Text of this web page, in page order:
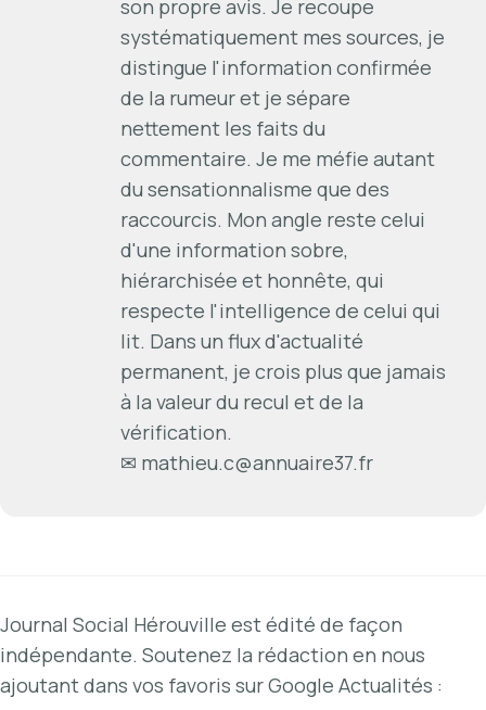
son propre avis. Je recoupe
systématiquement mes sources, je
distingue l'information confirmée
de la rumeur et je sépare
nettement les faits du
commentaire. Je me méfie autant
du sensationnalisme que des
raccourcis. Mon angle reste celui
d'une information sobre,
hiérarchisée et honnête, qui
respecte l'intelligence de celui qui
lit. Dans un flux d'actualité
permanent, je crois plus que jamais
à la valeur du recul et de la
vérification.
✉ mathieu.c@annuaire37.fr
Journal Social Hérouville est édité de façon
indépendante. Soutenez la rédaction en nous
ajoutant dans vos favoris sur Google Actualités :